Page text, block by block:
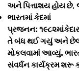
અને પિત્તાશય હોય છે,
ભારતમાં કેદમાં
પ્રજનન:
તે બંધ થઈ ગયું અને છેલ્લું
મોકલવામાં આવ્યું.
સંવર્ધન કાર્યક્રમ